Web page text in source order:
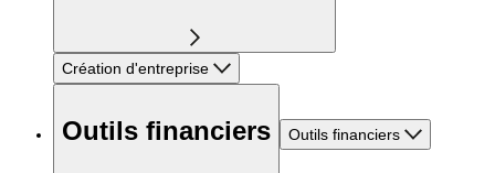
Création d'entreprise
Outils financiers Outils financiers